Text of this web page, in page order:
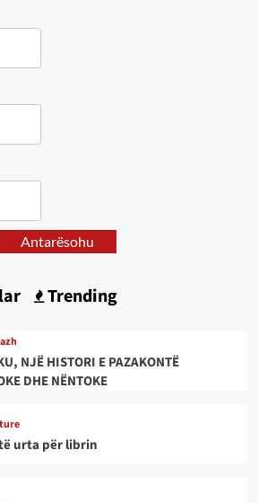
Antarësohu
Trending
NJË HISTORI E PAZAKONTË
DHE NËNTOKE
urta për librin